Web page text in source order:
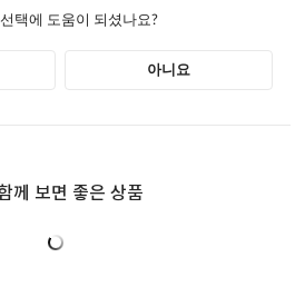
께 보면 좋은 상품